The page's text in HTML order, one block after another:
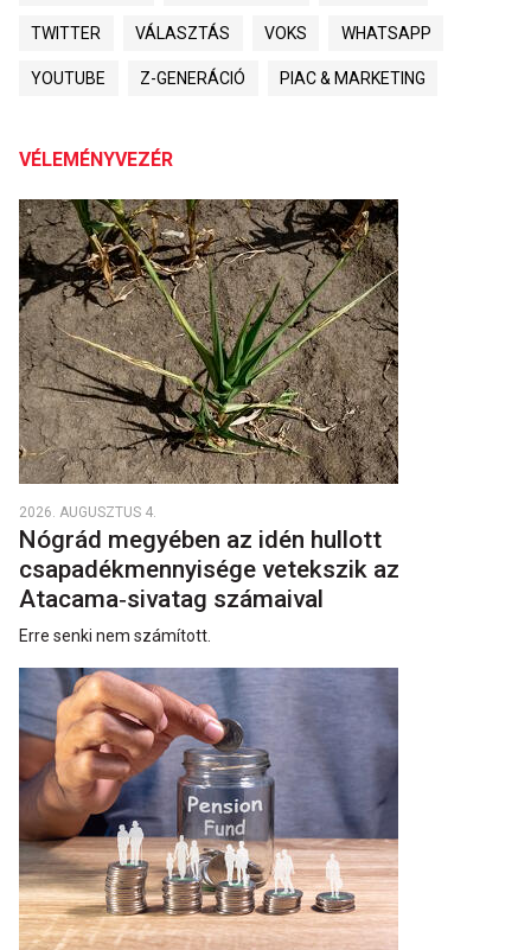
TWITTER VÁLASZTÁS VOKS WHATSAPP
YOUTUBE Z-GENERÁCIÓ PIAC & MARKETING
VÉLEMÉNYVEZÉR
2026. AUGUSZTUS 4.
Nógrád megyében az idén hullott
csapadékmennyisége vetekszik az
Atacama‑sivatag számaival
Erre senki nem számított.